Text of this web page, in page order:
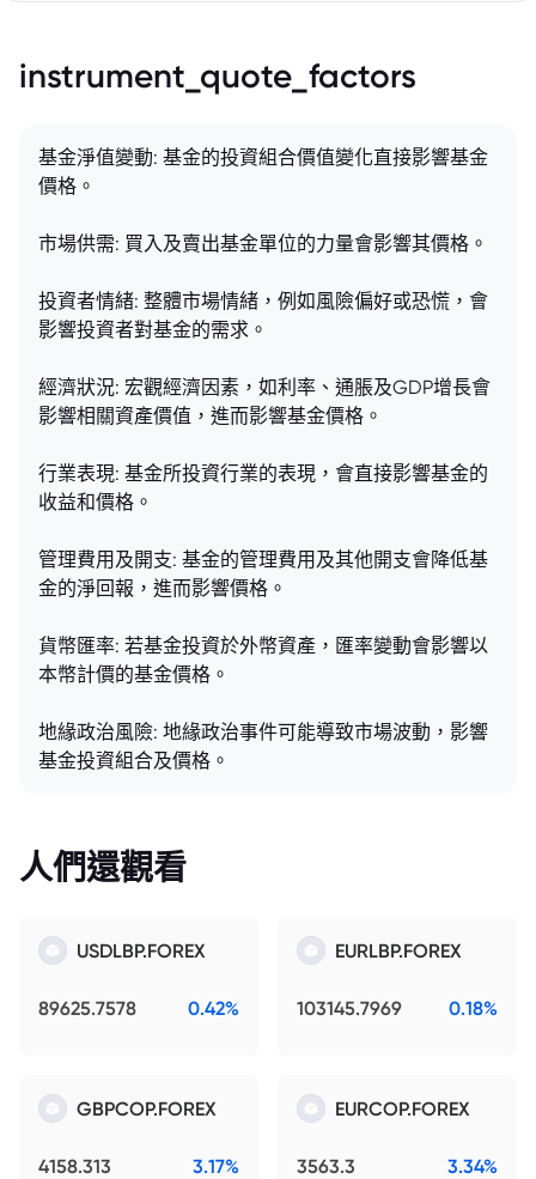
instrument_quote_factors
基金淨值變動: 基金的投資組合價值變化直接影響基金
價格。
市場供需: 買入及賣出基金單位的力量會影響其價格。
投資者情緒: 整體市場情緒，例如風險偏好或恐慌，會
影響投資者對基金的需求。
經濟狀況: 宏觀經濟因素，如利率、通脹及GDP增長會
影響相關資產價值，進而影響基金價格。
行業表現: 基金所投資行業的表現，會直接影響基金的
收益和價格。
管理費用及開支: 基金的管理費用及其他開支會降低基
金的淨回報，進而影響價格。
貨幣匯率: 若基金投資於外幣資產，匯率變動會影響以
本幣計價的基金價格。
地緣政治風險: 地緣政治事件可能導致市場波動，影響
基金投資組合及價格。
人們還觀看
USDLBP.FOREX
89625.7578 0.42%
EURLBP.FOREX
103145.7969 0.18%
GBPCOP.FOREX
4158.313 3.17%
EURCOP.FOREX
3563.3 3.34%